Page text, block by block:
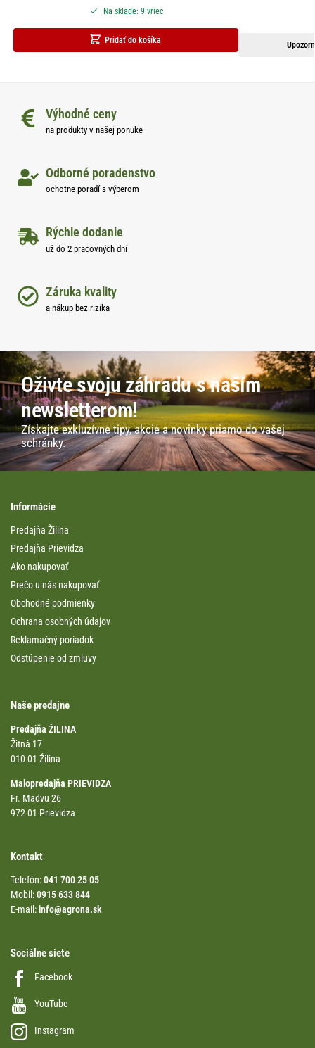
Pridať do košíka
Na sklade: 9 vriec
Výhodné ceny
na produkty v našej ponuke
Odborné poradenstvo
ochotne poradí s výberom
Rýchle dodanie
už do 2 pracovných dní
Záruka kvality
a nákup bez rizika
Oživte svoju záhradu s naším
newsletterom!
Získajte exkluzívne tipy, akcie a novinky priamo do vašej
schránky.
Informácie
Predajňa Žilina
Predajňa Prievidza
Ako nakupovať
Prečo u nás nakupovať
Obchodné podmienky
Ochrana osobných údajov
Reklamačný poriadok
Odstúpenie od zmluvy
Naše predajne
Predajňa ŽILINA
Žitná 17
010 01 Žilina
Malopredajňa PRIEVIDZA
Fr. Madvu 26
972 01 Prievidza
Kontakt
Telefón:041 700 25 05
Mobil:0915 633 844
E-mail:info@agrona.sk
Sociálne siete
Facebook
YouTube
Instagram